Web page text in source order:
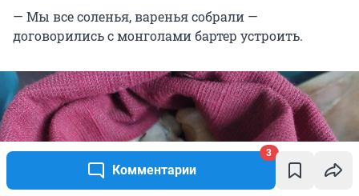
Комментарии
3
— Мы все соленья, варенья собрали —
договорились с монголами бартер устроить.